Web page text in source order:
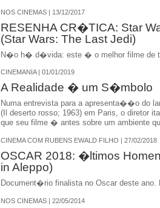
NOS CINEMAS | 13/12/2017
RESENHA CR�TICA: Star
(Star Wars: The Last Jedi)
N�o h� d�vida: este � o melhor filme de
CINEMANIA | 01/01/2019
A Realidade � um S�mbolo
Numa entrevista para a apresenta��o do
(Il deserto rosso; 1963) em Paris, o diretor
que seu filme � antes sobre um ambiente
CINEMA COM RUBENS EWALD FILHO | 27/02/2018
OSCAR 2018: �ltimos
in Aleppo)
Document�rio finalista no Oscar deste ano.
NOS CINEMAS | 22/05/2014